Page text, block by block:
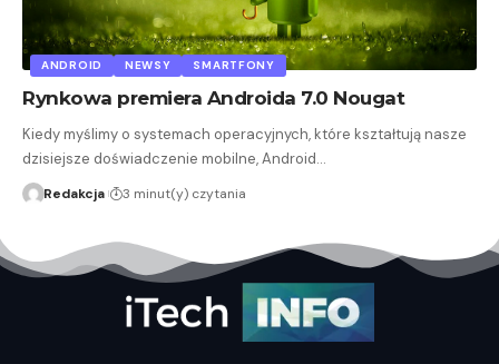
ANDROID NEWSY SMARTFONY
Rynkowa premiera Androida 7.0 Nougat
Kiedy myślimy o systemach operacyjnych, które kształtują nasze
dzisiejsze doświadczenie mobilne, Android…
Redakcja 3 minut(y) czytania